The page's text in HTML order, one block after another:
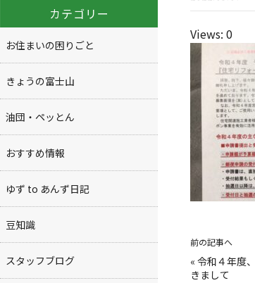
Views: 0
前の記事へ
« 令和４年度
きまして
カテゴリー
お住まいの困りごと
きょうの富士山
油団・ペッとん
おすすめ情報
ゆず to あんず日記
豆知識
スタッフブログ